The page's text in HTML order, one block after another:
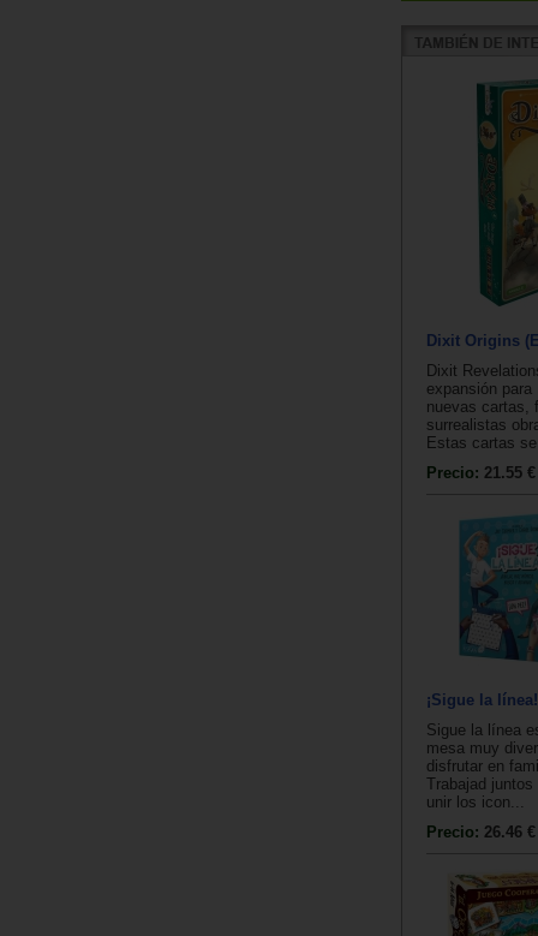
Dixit Origins
Dixit
expansión
nuevas cartas,
surrealistas
Estas cartas
Precio: 21.55 €
¡Sigue la línea!
Sigue la línea
mesa muy
disfrutar en
Trabajad
unir los icon...
Precio: 26.46 €